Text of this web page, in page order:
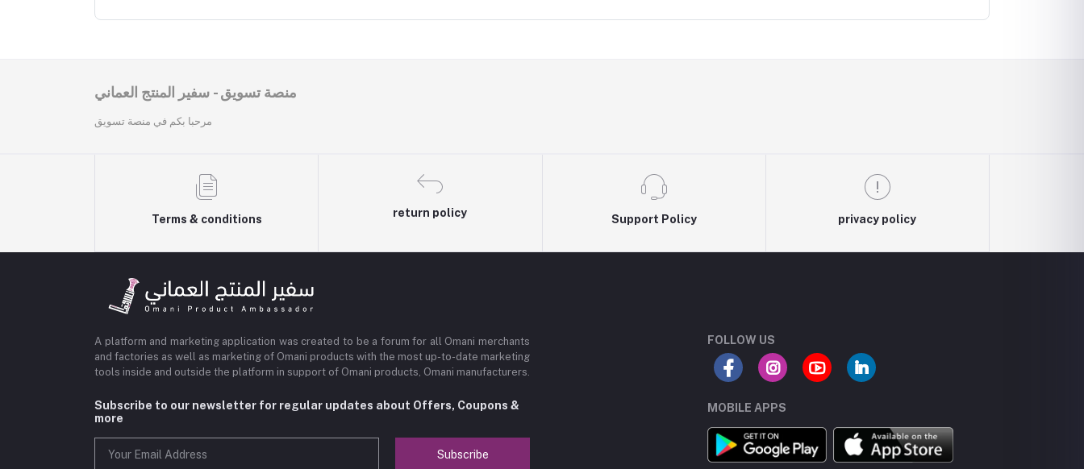
منصة تسويق - سفير المنتج العماني
مرحبا بكم في منصة تسويق
Terms & conditions
return policy
Support Policy privacy policy
A platform and marketing application was created to be a forum for all Omani merchants
and factories as well as marketing of Omani products with the most up-to-date marketing
tools inside and outside the platform in support of Omani products, Omani manufacturers.
Subscribe to our newsletter for regular updates about Offers, Coupons &
more
Subscribe
FOLLOW US
MOBILE APPS